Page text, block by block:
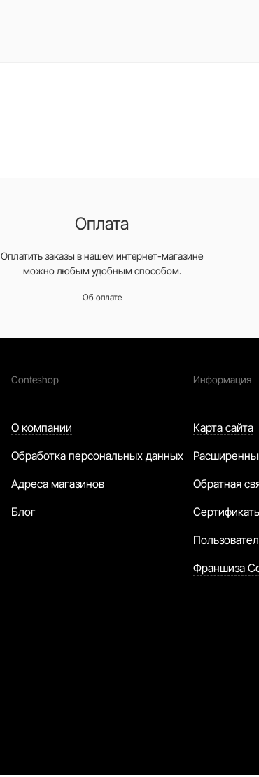
Оплата
Оплатить заказы в нашем интернет-магазине
можно любым удобным способом.
Об оплате
Conteshop
О компании
Обработка персональных данных
Адреса магазинов
Блог
Информация
Карта сайта
Обратная
Франшиза